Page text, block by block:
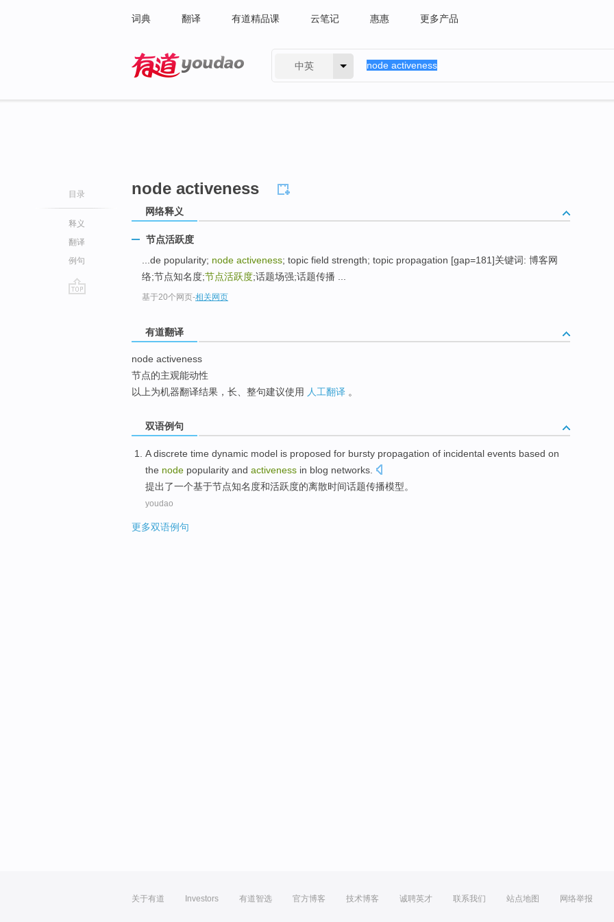
词典 翻译 有道精品课 云笔记 惠惠 更多产品
中英
目录
释义
翻译
例句
node activeness
网络释义
节点活跃度
...de popularity; node activeness; topic field strength; topic propagation [gap=181]关键词: 博客网
络;节点知名度;节点活跃度;话题场强;话题传播 ...
基于20个网页-相关网页
有道翻译
node activeness
节点的主观能动性
以上为机器翻译结果，长、整句建议使用 人工翻译 。
双语例句
A discrete time dynamic model is proposed for bursty propagation of incidental events based on
the node popularity and activeness in blog networks.
提出了一个基于节点知名度和活跃度的离散时间话题传播模型。
youdao
更多双语例句
关于有道 Investors 有道智选 官方博客 技术博客 诚聘英才 联系我们 站点地图 网络举报